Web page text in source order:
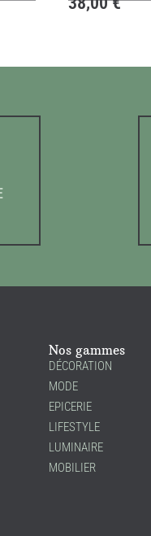
Nos gammes
DÉCORATION
MODE
EPICERIE
LIFESTYLE
LUMINAIRE
MOBILIER